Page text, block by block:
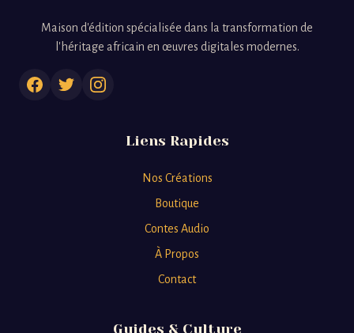
Maison d'édition spécialisée dans la transformation de
l'héritage africain en œuvres digitales modernes.
Liens Rapides
Nos Créations
Boutique
Contes Audio
À Propos
Contact
Guides & Culture